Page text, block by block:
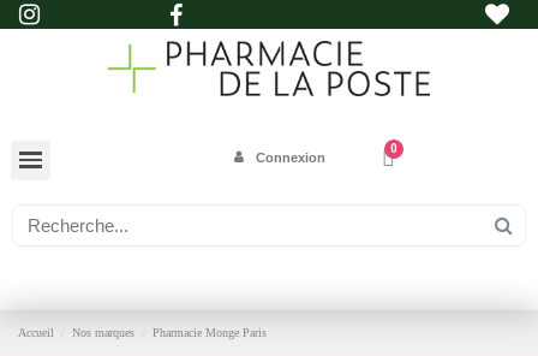
Connexion
Accueil Nos marques Pharmacie Monge Paris